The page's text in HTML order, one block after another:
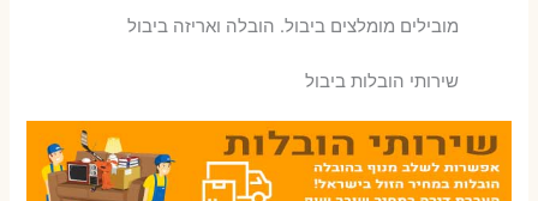
‫מובילים מומלצים ביבול. הובלה ואריזה ביבול
שירותי הובלות ביבול